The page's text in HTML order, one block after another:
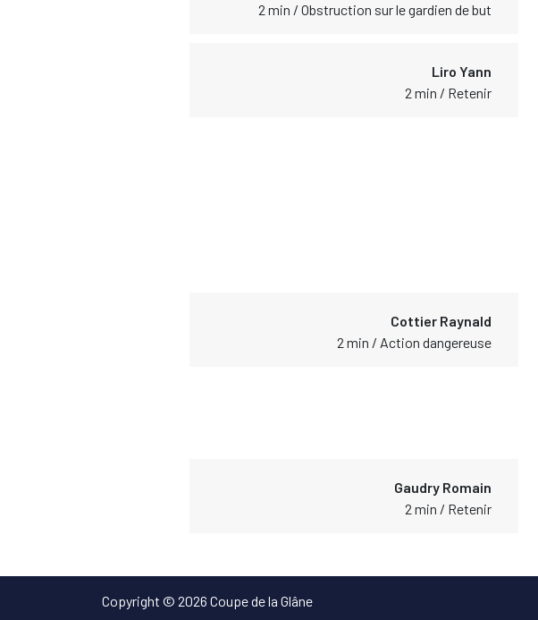
2 min / Obstruction sur le gardien de but
Liro Yann
2 min / Retenir
Cottier Raynald
2 min / Action dangereuse
Gaudry Romain
2 min / Retenir
Copyright © 2026 Coupe de la Glâne